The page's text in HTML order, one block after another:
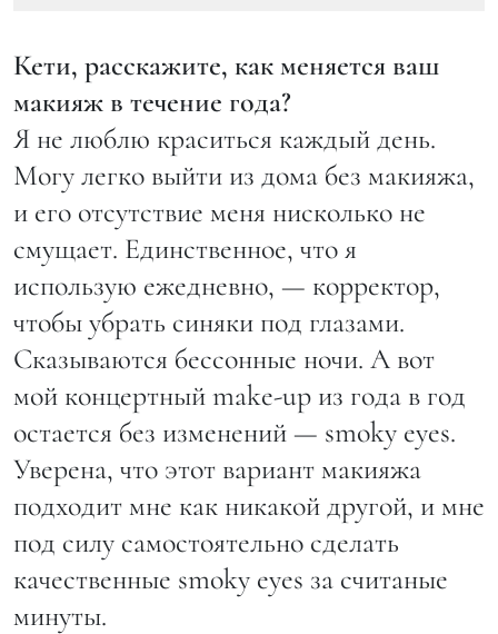
Кети, расскажите, как меняется ваш
макияж в течение года?
Я не люблю краситься каждый день.
Могу легко выйти из дома без макияжа,
и его отсутствие меня нисколько не
смущает. Единственное, что я
использую ежедневно, — корректор,
чтобы убрать синяки под глазами.
Сказываются бессонные ночи. А вот
мой концертный make-up из года в год
остается без изменений — smoky eyes.
Уверена, что этот вариант макияжа
подходит мне как никакой другой, и мне
под силу самостоятельно сделать
качественные smoky eyes за считаные
минуты.